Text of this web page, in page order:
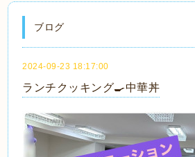
ブログ
2024-09-23 18:17:00
ランチクッキング🍳中華丼